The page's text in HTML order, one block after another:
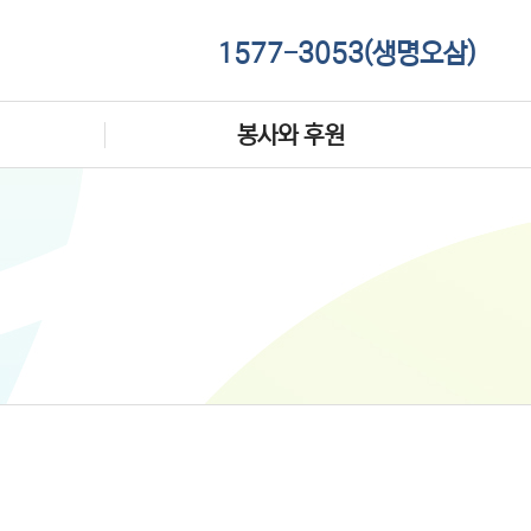
1577-3053(생명오삼)
봉사와 후원